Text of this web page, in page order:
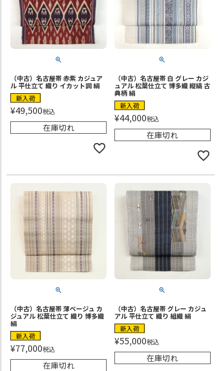
（中古）名古屋帯 赤紫 カジュア
ル 平仕立て 織り イカット調 絹
新入荷
¥49,500税込
在庫切れ
（中古）名古屋帯 白 グレー カジ
ュアル 松葉仕立て 博多織 縦縞 古
典柄 絹
新入荷
¥44,000税込
在庫切れ
（中古）名古屋帯 薄ベージュ カ
ジュアル 松葉仕立て 織り 博多織
絹
新入荷
¥77,000税込
在庫切れ
（中古）名古屋帯 グレー カジュ
アル 平仕立て 織り 組織 絹
新入荷
¥55,000税込
在庫切れ